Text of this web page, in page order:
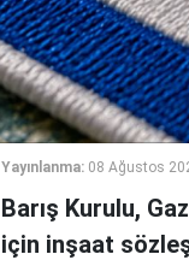
Yayınlanma: 08 Ağustos
Barış Kurulu,
için inşaat